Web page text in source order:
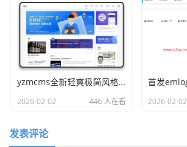
yzmcms全新轻爽极简风格模版主题（Eric v1.0）
2026-02-02 446 人在看 2026-02-02
发表评论